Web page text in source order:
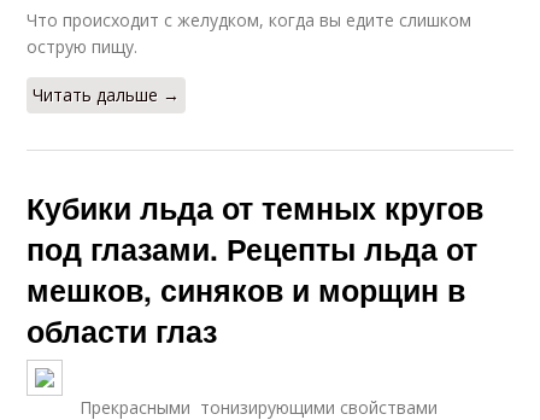
Что происходит с желудком, когда вы едите слишком
острую пищу.
Читать дальше →
Кубики льда от темных кругов
под глазами. Рецепты льда от
мешков, синяков и морщин в
области глаз
Прекрасными тонизирующими свойствами